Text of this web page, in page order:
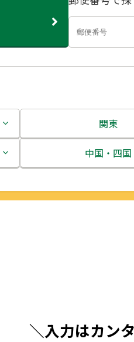
関東
茨城県
神奈川県
中国・四国
徳島県
＼入力はカン